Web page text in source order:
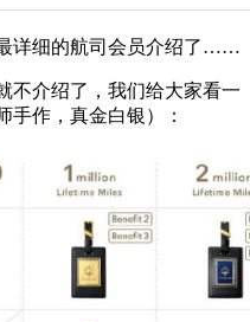
详细的航司会员介绍了……
不介绍了，我们给大家看一
手作，真金白银）：